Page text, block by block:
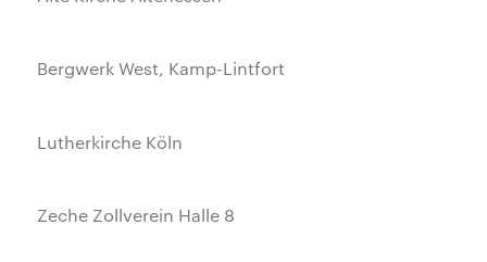
Bergwerk West, Kamp-Lintfort
Lutherkirche Köln
Zeche Zollverein Halle 8